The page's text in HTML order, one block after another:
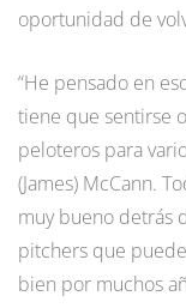
oportunidad de
“He pensado en
tiene que sentirse
peloteros para
(James) McCann.
muy bueno detrás
pitchers que
bien por muchos